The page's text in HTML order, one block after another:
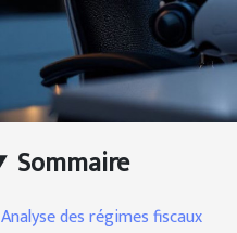
Sommaire
Analyse des régimes fiscaux